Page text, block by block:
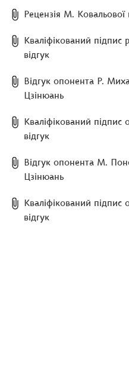
Рецензія М.
Кваліфікований підпис
відгук
Відгук опонента Р.
Цзінюань
Кваліфікований підпис
відгук
Відгук опонента М.
Цзінюань
Кваліфікований підпис
відгук